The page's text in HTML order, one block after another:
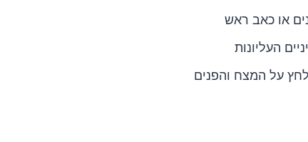
או כאב ראש
העליונות
על המצח והפנים